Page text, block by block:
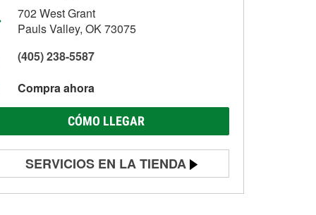
702 West Grant
Pauls Valley, OK 73075
(405) 238-5587
Compra ahora
CÓMO LLEGAR
SERVICIOS EN LA TIENDA
Prueba de batería